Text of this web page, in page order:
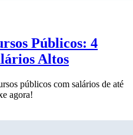
Públicos: 4
Altos
públicos com salários de até
agora!